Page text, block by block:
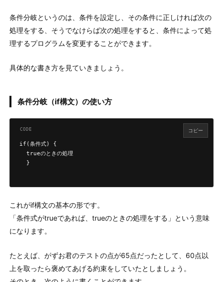
条件分岐というのは、条件を設定し、その条件に正しければ次の
処理をする、そうでなけらば次の処理をすると、条件によって処
理するプログラムを変更することができます。
具体的な書き方を見ていきましょう。
条件分岐（if構文）の使い方
if(条件式) {
  trueのときの処理
  }
コピー
これがif構文の基本の形です。
「条件式がtrueであれば、trueのときの処理をする」という意味
になります。
たとえば、がずお君のテストの点が65点だったとして、60点以
上を取ったら褒めてあげる約束をしていたとしましょう。